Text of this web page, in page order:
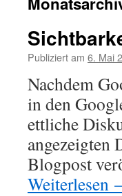
Publiziert am 6. Mai
Nachdem
in den
ettliche
angezeigten
Blogpost
Weiterlesen